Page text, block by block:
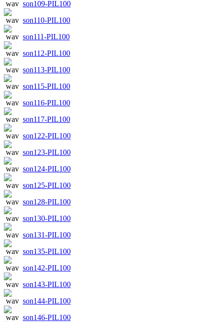
son109-PIL100
son110-PIL100
son111-PIL100
son112-PIL100
son113-PIL100
son115-PIL100
son116-PIL100
son117-PIL100
son122-PIL100
son123-PIL100
son124-PIL100
son125-PIL100
son128-PIL100
son130-PIL100
son131-PIL100
son135-PIL100
son142-PIL100
son143-PIL100
son144-PIL100
son146-PIL100